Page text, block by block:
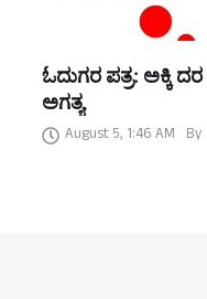
ಓದುಗರ ಪತ್ರ: ಅಕ್ಕಿ
ಅಗತ್ಯ
August 5, 1:46 AM By